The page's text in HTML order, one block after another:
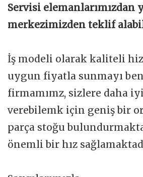
Servisi elemanlarımızdan
merkezimizden teklif
İş modeli olarak kaliteli
uygun fiyatla sunmayı
firmamımz, sizlere daha
verebilemk için geniş bir
parça stoğu
önemli bir hız